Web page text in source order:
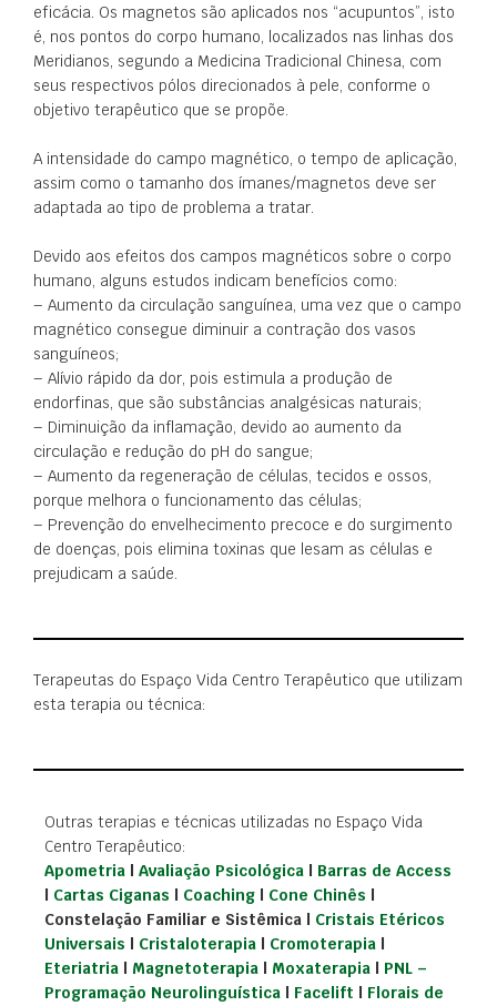
eficácia. Os magnetos são aplicados nos “acupuntos”, isto
é, nos pontos do corpo humano, localizados nas linhas dos
Meridianos, segundo a Medicina Tradicional Chinesa, com
seus respectivos pólos direcionados à pele, conforme o
objetivo terapêutico que se propõe.
A intensidade do campo magnético, o tempo de aplicação,
assim como o tamanho dos ímanes/magnetos deve ser
adaptada ao tipo de problema a tratar.
Devido aos efeitos dos campos magnéticos sobre o corpo
humano, alguns estudos indicam benefícios como:
– Aumento da circulação sanguínea, uma vez que o campo
magnético consegue diminuir a contração dos vasos
sanguíneos;
– Alívio rápido da dor, pois estimula a produção de
endorfinas, que são substâncias analgésicas naturais;
– Diminuição da inflamação, devido ao aumento da
circulação e redução do pH do sangue;
– Aumento da regeneração de células, tecidos e ossos,
porque melhora o funcionamento das células;
– Prevenção do envelhecimento precoce e do surgimento
de doenças, pois elimina toxinas que lesam as células e
prejudicam a saúde.
Terapeutas do Espaço Vida Centro Terapêutico que utilizam
esta terapia ou técnica:
Outras terapias e técnicas utilizadas no Espaço Vida
Centro Terapêutico:
Apometria | Avaliação Psicológica | Barras de Access
| Cartas Ciganas | Coaching | Cone Chinês |
Constelação Familiar e Sistêmica | Cristais Etéricos
Universais | Cristaloterapia | Cromoterapia |
Eteriatria | Magnetoterapia | Moxaterapia | PNL –
Programação Neurolinguística | Facelift | Florais de